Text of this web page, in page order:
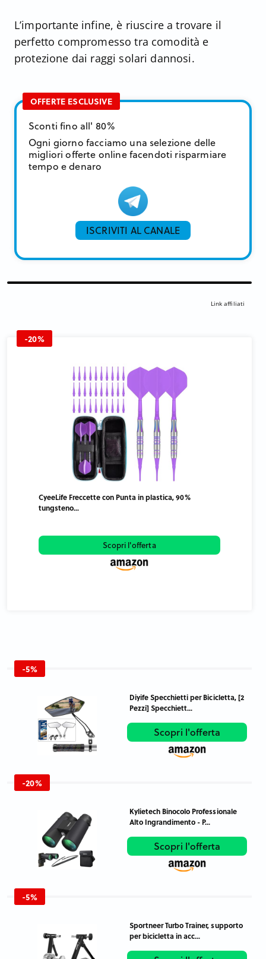
L’importante infine, è riuscire a trovare il
perfetto compromesso tra comodità e
protezione dai raggi solari dannosi.
OFFERTE ESCLUSIVE
Sconti fino all' 80%
Ogni giorno facciamo una selezione delle
migliori offerte online facendoti risparmiare
tempo e denaro
ISCRIVITI AL CANALE
Link affiliati
-20%
CyeeLife Freccette con Punta in plastica, 90%
tungsteno...
Scopri l'offerta
-5%
Diyife Specchietti per Bicicletta, [2
Pezzi] Specchiett...
Scopri l'offerta
-20%
Kylietech Binocolo Professionale
Alto Ingrandimento - P...
Scopri l'offerta
-5%
Sportneer Turbo Trainer, supporto
per bicicletta in acc...